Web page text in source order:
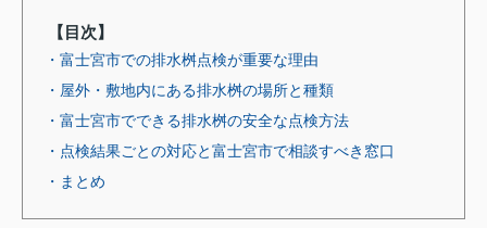
【目次】
・富士宮市での排水桝点検が重要な理由
・屋外・敷地内にある排水桝の場所と種類
・富士宮市でできる排水桝の安全な点検方法
・点検結果ごとの対応と富士宮市で相談すべき窓口
・まとめ